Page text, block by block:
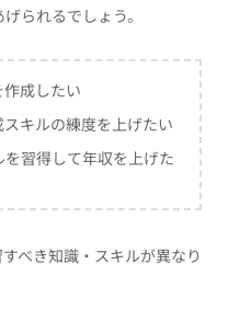
られるでしょう。
成したい
キルの練度を上げたい
習得して年収を上げた
べき知識・スキルが異なり